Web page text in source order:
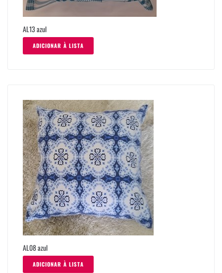
AL13 azul
ADICIONAR À LISTA
AL08 azul
ADICIONAR À LISTA